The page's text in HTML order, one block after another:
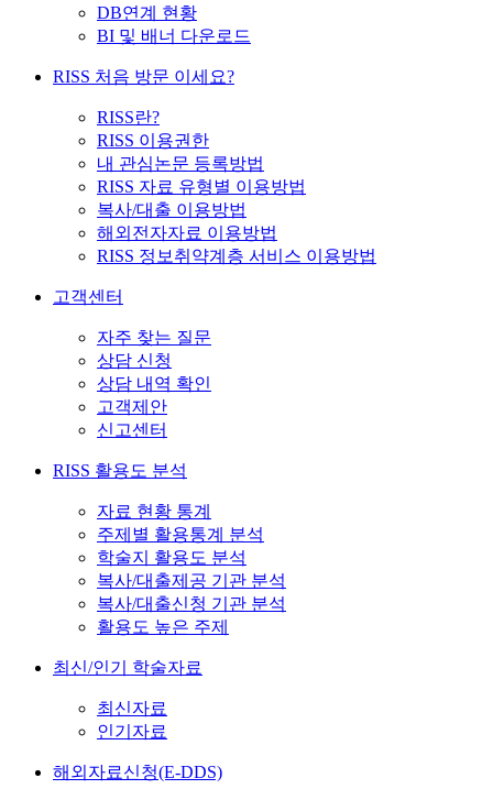
DB연계 현황
BI 및 배너 다운로드
RISS 처음 방문 이세요?
RISS란?
RISS 이용권한
내 관심논문 등록방법
RISS 자료 유형별 이용방법
복사/대출 이용방법
해외전자자료 이용방법
RISS 정보취약계층 서비스 이용방법
고객센터
자주 찾는 질문
상담 신청
상담 내역 확인
고객제안
신고센터
RISS 활용도 분석
자료 현황 통계
주제별 활용통계 분석
학술지 활용도 분석
복사/대출제공 기관 분석
복사/대출신청 기관 분석
활용도 높은 주제
최신/인기 학술자료
최신자료
인기자료
해외자료신청(E-DDS)